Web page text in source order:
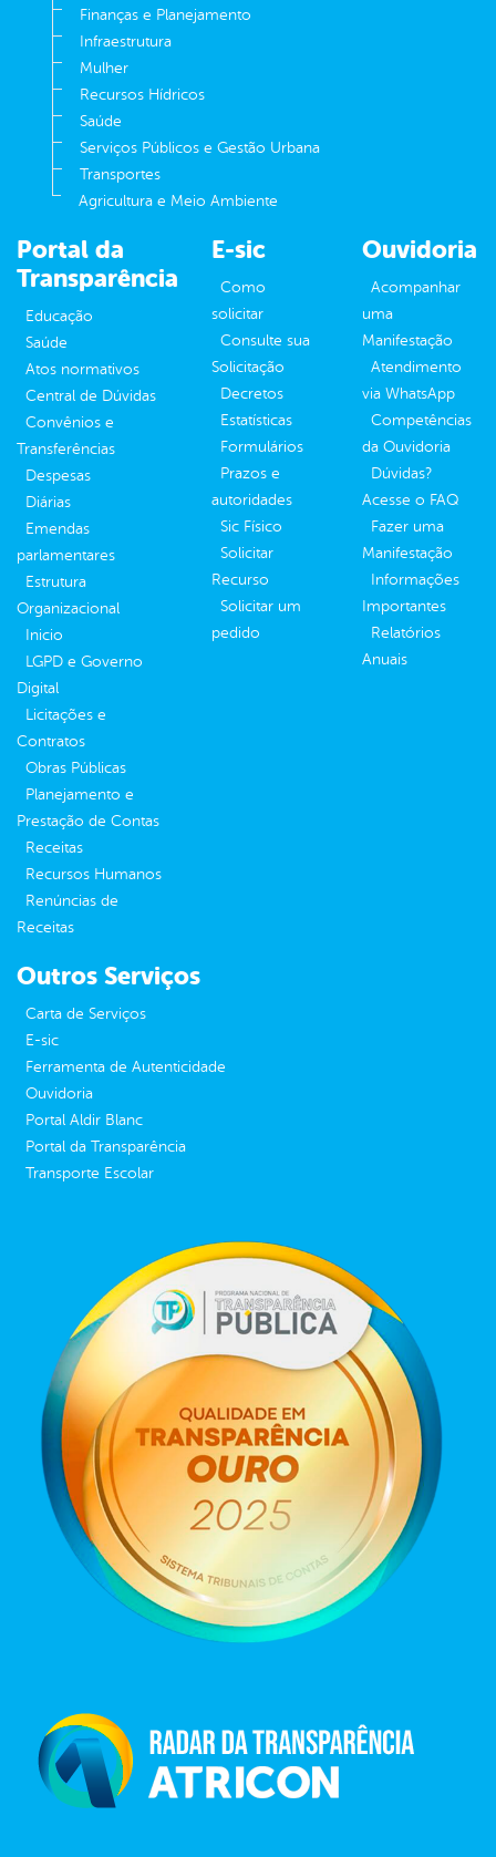
Finanças e Planejamento
Infraestrutura
Mulher
Recursos Hídricos
Saúde
Serviços Públicos e Gestão Urbana
Transportes
Agricultura e Meio Ambiente
Portal da
Transparência
Educação
Saúde
Atos normativos
Central de Dúvidas
Convênios e
Transferências
Despesas
Diárias
Emendas
parlamentares
Estrutura
Organizacional
Inicio
LGPD e Governo
Digital
Licitações e
Contratos
Obras Públicas
Planejamento e
Prestação de Contas
Receitas
Recursos Humanos
Renúncias de
Receitas
E-sic
Como
solicitar
Consulte sua
Solicitação
Decretos
Estatísticas
Formulários
Prazos e
autoridades
Sic Físico
Solicitar
Recurso
Solicitar um
pedido
Ouvidoria
Acompanhar
uma
Manifestação
Atendimento
via WhatsApp
Competências
da Ouvidoria
Dúvidas?
Acesse o FAQ
Fazer uma
Manifestação
Informações
Importantes
Relatórios
Anuais
Outros Serviços
Carta de Serviços
E-sic
Ferramenta de Autenticidade
Ouvidoria
Portal Aldir Blanc
Portal da Transparência
Transporte Escolar